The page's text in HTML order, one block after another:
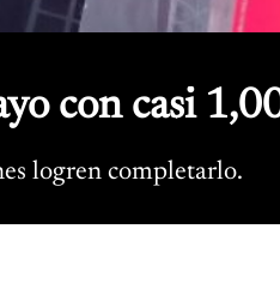
con casi
logren completarlo.